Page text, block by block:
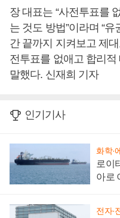
장 대표는 “사전투표를
는 것도 방법”이라며 “
간 끝까지 지켜보고 제
전투표를 없애고 합리적
말했다. 신재희 기자
인기기사
화학·
로이
아로
전자·